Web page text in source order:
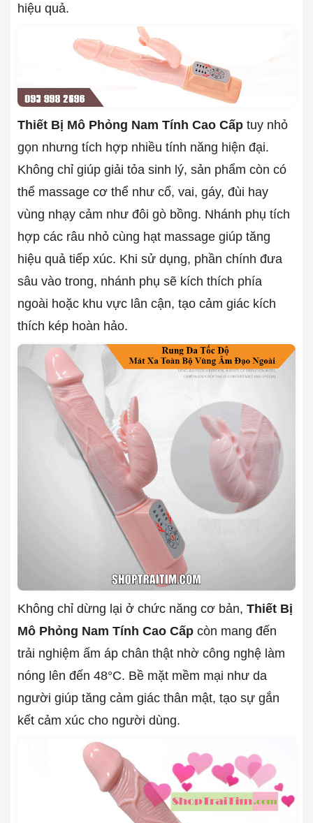
hiệu quả.
Thiết Bị Mô Phỏng Nam Tính Cao Cấp tuy nhỏ
gọn nhưng tích hợp nhiều tính năng hiện đại.
Không chỉ giúp giải tỏa sinh lý, sản phẩm còn có
thể massage cơ thể như cổ, vai, gáy, đùi hay
vùng nhạy cảm như đôi gò bồng. Nhánh phụ tích
hợp các râu nhỏ cùng hạt massage giúp tăng
hiệu quả tiếp xúc. Khi sử dụng, phần chính đưa
sâu vào trong, nhánh phụ sẽ kích thích phía
ngoài hoặc khu vực lân cận, tạo cảm giác kích
thích kép hoàn hảo.
Không chỉ dừng lại ở chức năng cơ bản, Thiết Bị
Mô Phỏng Nam Tính Cao Cấp còn mang đến
trải nghiệm ấm áp chân thật nhờ công nghệ làm
nóng lên đến 48°C. Bề mặt mềm mại như da
người giúp tăng cảm giác thân mật, tạo sự gắn
kết cảm xúc cho người dùng.